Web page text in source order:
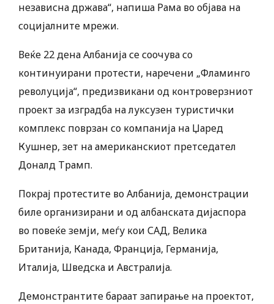
независна држава“, напиша Рама во објава на
социјалните мрежи.
Веќе 22 дена Албанија се соочува со
континуирани протести, наречени „Фламинго
револуција“, предизвикани од контроверзниот
проект за изградба на луксузен туристички
комплекс поврзан со компанија на Џаред
Кушнер, зет на американскиот претседател
Доналд Трамп.
Покрај протестите во Албанија, демонстрации
биле организирани и од албанската дијаспора
во повеќе земји, меѓу кои САД, Велика
Британија, Канада, Франција, Германија,
Италија, Шведска и Австралија.
Демонстрантите бараат запирање на проектот,